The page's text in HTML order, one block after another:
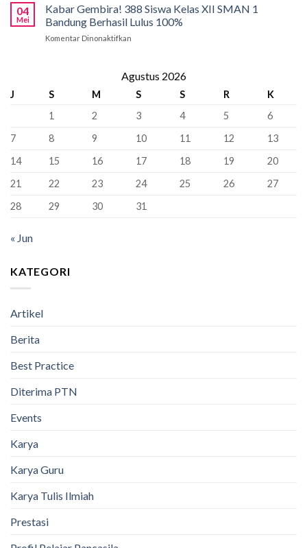
Sekolah
Penyangga
Bandung:
Pancasila
Dunia!
2026:
Tahap
Krusial
Kursi
Baru
04
Mei
Kabar Gembira! 388 Siswa Kelas XII SMAN 1
Bandung Berhasil Lulus 100%
Komentar Dinonaktifkan
388
Siswa
Kelas
SMAN
Bandung
Lulus
100%
Agustus 2026
J S M S S R
K
1
2 3 4 5
6
7
8 9 10 11 12
13
14
15 16 17 18 19
20
21
22 23 24 25 26
27
28
29 30 31
« Jun
KATEGORI
Artikel
Berita
Best Practice
Diterima PTN
Events
Karya
Karya Guru
Karya Tulis Ilmiah
Prestasi